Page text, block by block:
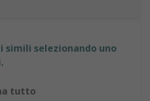
simili selezionando uno
tutto